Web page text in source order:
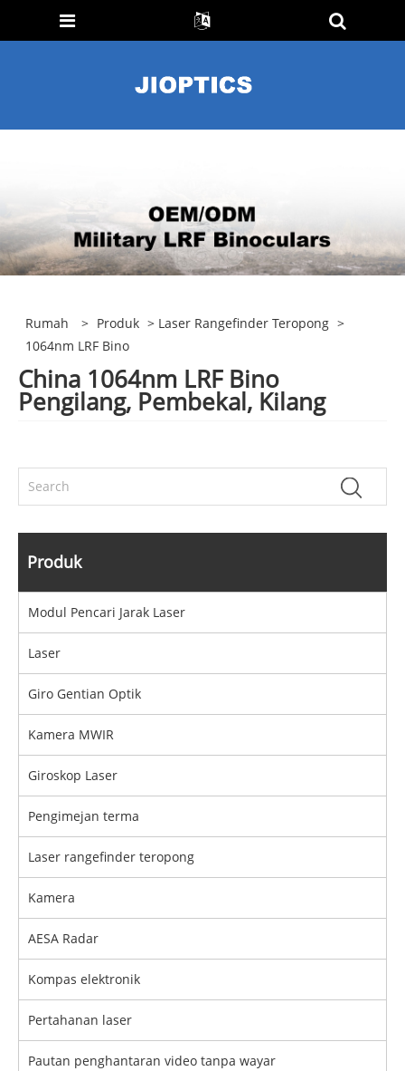
Rumah > Produk > Laser Rangefinder Teropong >
1064nm LRF Bino
China 1064nm LRF Bino
Pengilang, Pembekal, Kilang
Produk
Modul Pencari Jarak Laser
Laser
Giro Gentian Optik
Kamera MWIR
Giroskop Laser
Pengimejan terma
Laser rangefinder teropong
Kamera
AESA Radar
Kompas elektronik
Pertahanan laser
Pautan penghantaran video tanpa wayar